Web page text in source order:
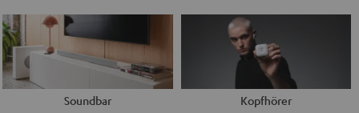
Soundbar Kopfhörer